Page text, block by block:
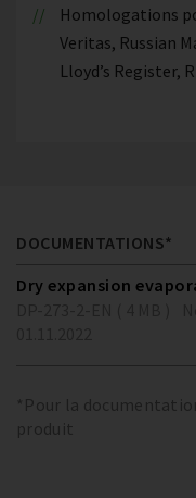
Homologations
Veritas, Russian
Lloyd’s Register,
DOCUMENTATIONS*
Dry expansion
*Pour la
produit